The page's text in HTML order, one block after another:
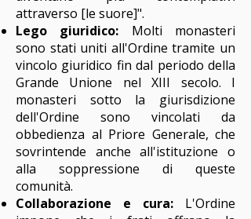
attraverso [le suore]".
Lego giuridico: Molti monasteri
sono stati uniti all'Ordine tramite un
vincolo giuridico fin dal periodo della
Grande Unione nel XIII secolo. I
monasteri sotto la giurisdizione
dell'Ordine sono vincolati da
obbedienza al Priore Generale, che
sovrintende anche all'istituzione o
alla soppressione di queste
comunità.
Collaborazione e cura: L'Ordine